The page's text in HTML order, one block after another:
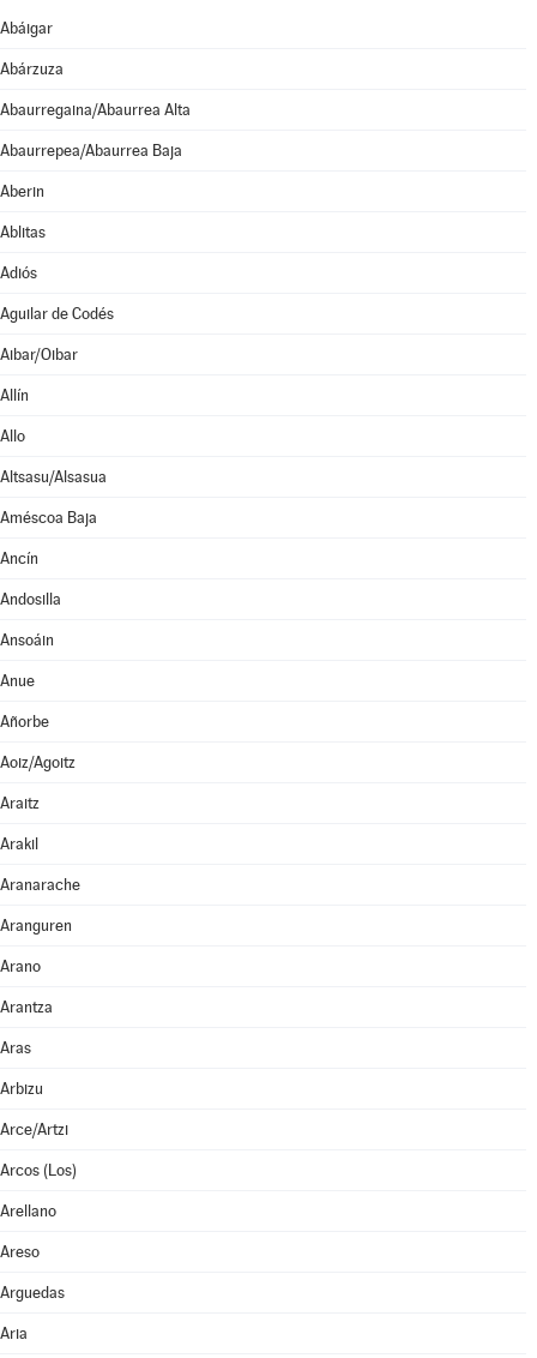
Abáigar
Abárzuza
Abaurregaina/Abaurrea Alta
Abaurrepea/Abaurrea Baja
Aberin
Ablitas
Adiós
Aguilar de Codés
Aibar/Oibar
Allín
Allo
Altsasu/Alsasua
Améscoa Baja
Ancín
Andosilla
Ansoáin
Anue
Añorbe
Aoiz/Agoitz
Araitz
Arakil
Aranarache
Aranguren
Arano
Arantza
Aras
Arbizu
Arce/Artzi
Arcos (Los)
Arellano
Areso
Arguedas
Aria